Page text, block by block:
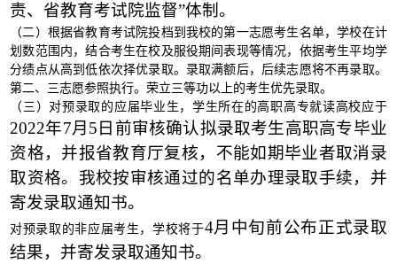
责、省教育考试院监督”体制。
（二）根据省教育考试院投档到我校的第一志愿考生名单，学校在计
划数范围内，结合考生在校及服役期间表现等情况，依据考生平均学
分绩点从高到低依次择优录取。录取满额后，后续志愿将不再录取。
第二、三志愿参照执行。荣立三等功以上的考生优先录取。
（三）对预录取的应届毕业生，学生所在的高职高专就读高校应于
2022年7月5日前审核确认拟录取考生高职高专毕业
资格，并报省教育厅复核，不能如期毕业者取消录
取资格。我校按审核通过的名单办理录取手续，并
寄发录取通知书。
对预录取的非应届考生，学校将于4月中旬前公布正式录取
结果，并寄发录取通知书。